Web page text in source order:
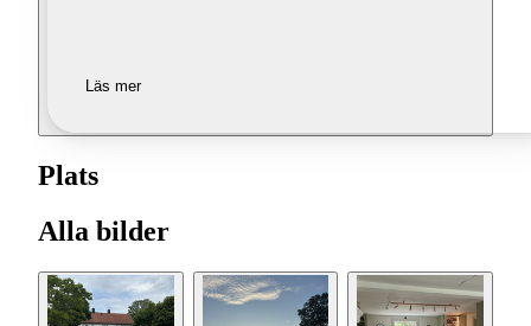
Läs mer
Plats
Alla bilder